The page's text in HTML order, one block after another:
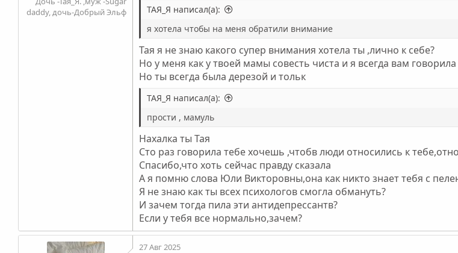
daddy, дочь-Добрый Эльф
ТАЯ_Я написал(а):
я хотела чтобы на меня обратили внимание
Тая я не знаю какого супер внимания хотела ты ,лично к себе?
Но у меня как у твоей мамы совесть чиста и я всегда вам
Но ты всегда была дерезой и тольк
ТАЯ_Я написал(а):
прости , мамуль
Нахалка ты Тая
Сто раз говорила тебе хочешь ,чтобв люди относились к
Спасибо,что хоть сейчас правду сказала
А я помню слова Юли Викторовны,она как никто знает тебя с
Я не знаю как ты всех психологов смогла обмануть?
И зачем тогда пила эти антидепрессантв?
Если у тебя все нормально,зачем?
27 Авг 2025